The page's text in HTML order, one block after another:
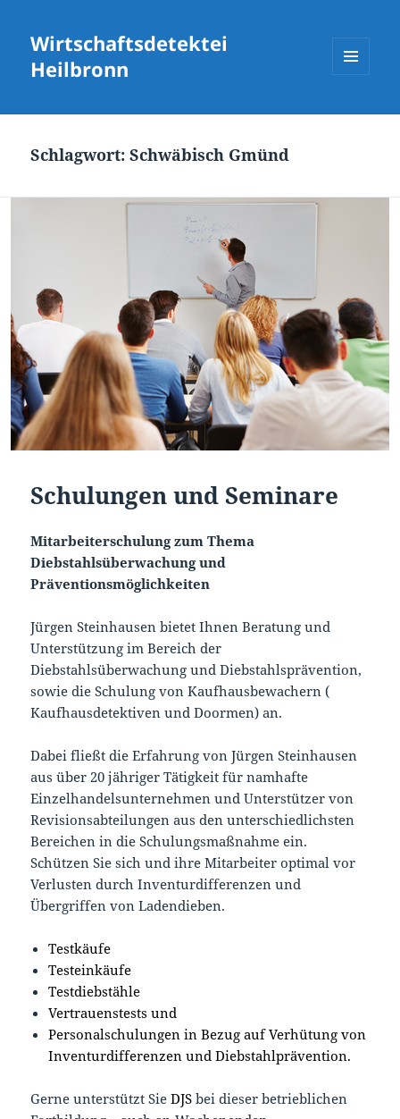
Wirtschaftsdetektei
Heilbronn
WIDGETS
Schlagwort:Schwäbisch Gmünd
Schulungen und Seminare
Mitarbeiterschulung zum Thema
Diebstahlsüberwachung und
Präventionsmöglichkeiten
Jürgen Steinhausen bietet Ihnen Beratung und
Unterstützung im Bereich der
Diebstahlsüberwachung und Diebstahlsprävention,
sowie die Schulung von Kaufhausbewachern (
Kaufhausdetektiven und Doormen) an.
Dabei fließt die Erfahrung von Jürgen Steinhausen
aus über 20 jähriger Tätigkeit für namhafte
Einzelhandelsunternehmen und Unterstützer von
Revisionsabteilungen aus den unterschiedlichsten
Bereichen in die Schulungsmaßnahme ein.
Schützen Sie sich und ihre Mitarbeiter optimal vor
Verlusten durch Inventurdifferenzen und
Übergriffen von Ladendieben.
Testkäufe
Testeinkäufe
Testdiebstähle
Vertrauenstests und
Personalschulungen in Bezug auf Verhütung von
Inventurdifferenzen und Diebstahlprävention.
Gerne unterstützt SieDJS bei dieser betrieblichen